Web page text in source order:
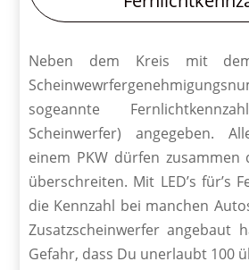
Neben dem Kreis mit
sogeannte
Scheinwerfer) angegeben.
einem PKW dürfen zusammen
überschreiten. Mit LED’s für’s
die Kennzahl bei manchen
Zusatzscheinwerfer angebaut
Gefahr, dass Du unerlaubt 100